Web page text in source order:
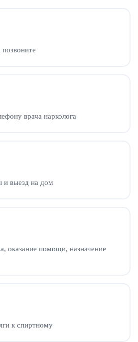
позвоните
врача нарколога
и выезд на дом
оказание помощи, назначение
к спиртному